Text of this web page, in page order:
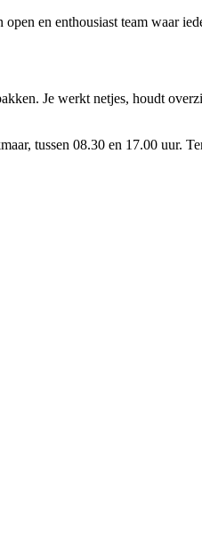
en enthousiast team waar
Je werkt netjes, houdt
tussen 08.30 en 17.00 uur.